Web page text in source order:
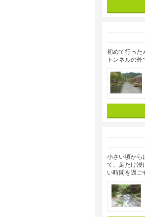
初めて行っ
トンネルの
小さい頃から
て、足だけ浸
い時間を過ご